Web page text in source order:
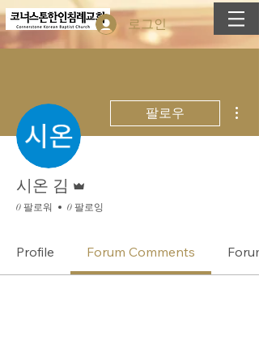
로그인
팔로우
시온 김
0 팔로워 0 팔로잉
Profile Forum Comments